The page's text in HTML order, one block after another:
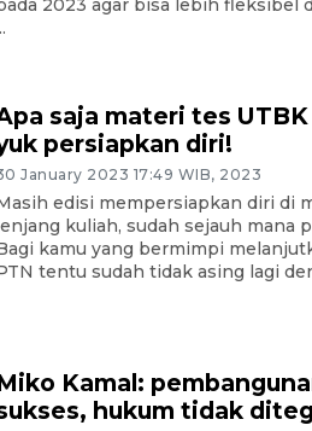
2023 agar bisa lebih fleksibel
saja materi tes UTBK
persiapkan diri!
January 2023 17:49 WIB, 2023
edisi mempersiapkan diri di
kuliah, sudah sejauh mana
kamu yang bermimpi
tentu sudah tidak asing lagi
Kamal:
hukum tidak